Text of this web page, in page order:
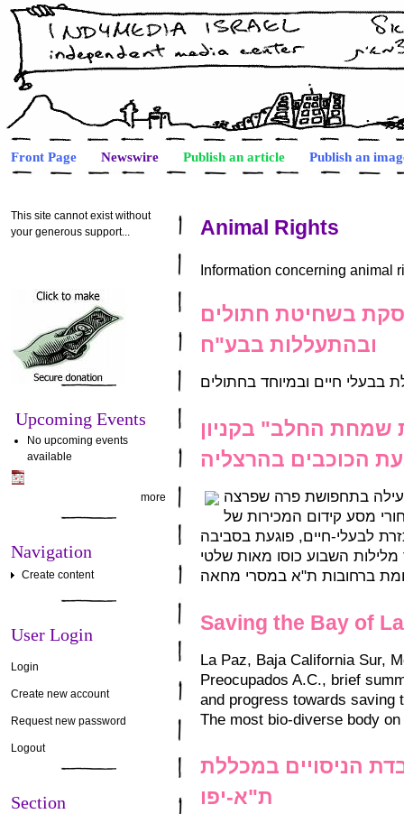
Front Page Newswire Publish an article Publish an
This site cannot exist without
your generous support...
Upcoming Events
No upcoming events
available
more
Navigation
Create content
User Login
Login
Create new account
Request new password
Logout
Section
Animal Rights
Information concerning animal
בשחיטת חתולים
ובהתעללות בבע"ח
חיים ובמיוחד בחתולים
שמחת החלב" בקניון
הכוכבים בהרצליה
בתחפושת פרה שפרצה
מסע קידום המכירות של
לבעלי-חיים, פוגעת בסביבה
השבוע כוסו מאות שלטי
Saving the Bay of
La Paz, Baja California Sur,
Preocupados A.C., brief
and progress towards saving
The most bio-diverse body
הניסויים במכללת
ת"א-יפו